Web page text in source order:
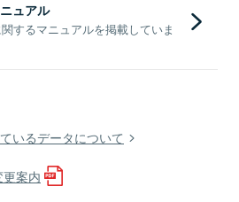
ュアル
するマニュアルを掲載していま
いるデータについて
案内